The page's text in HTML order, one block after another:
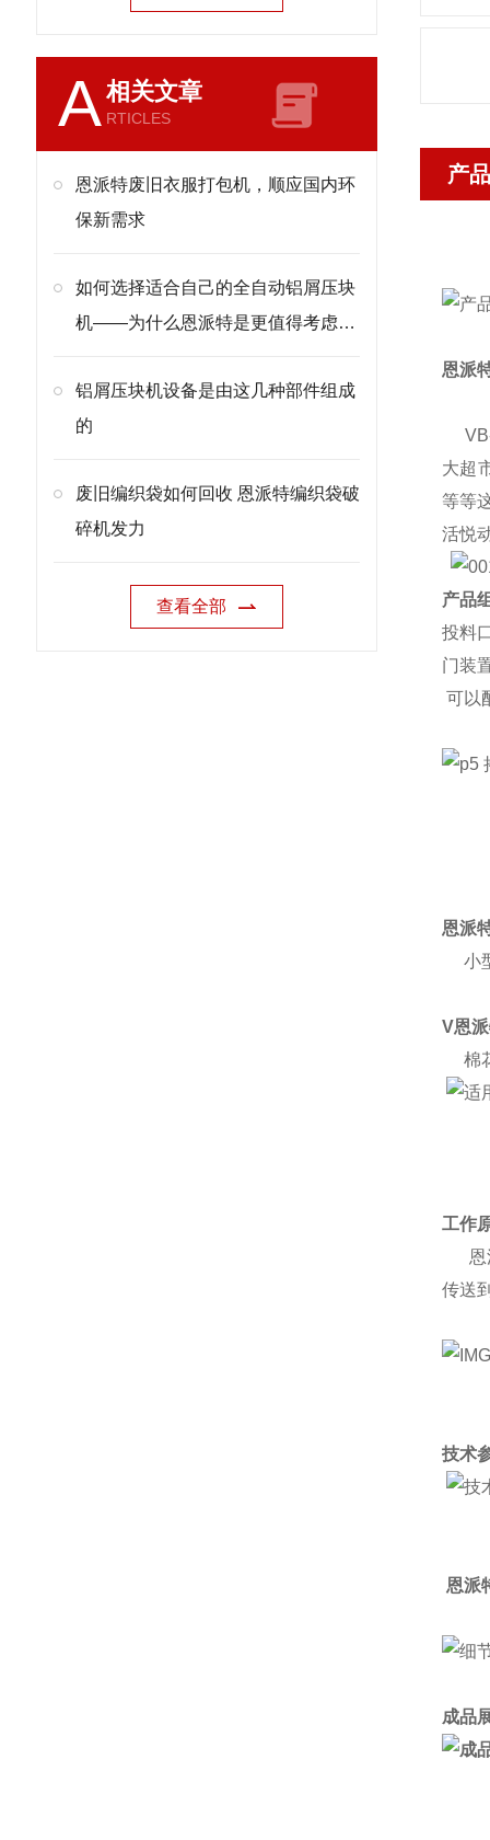
A相关文章
RTICLES
恩派特废旧衣服打包机，顺应国内环
保新需求
如何选择适合自己的全自动铝屑压块
机——为什么恩派特是更值得考虑的
铝屑压块机设备是由这几种部件组成
的
废旧编织袋如何回收 恩派特编织袋破
碎机发力
查看全部
产
恩派
VB-
大超
等等
活悦
产品
投料
门装
可以
恩派
小
V恩
棉
工作
恩
传送
技术
恩派
成品